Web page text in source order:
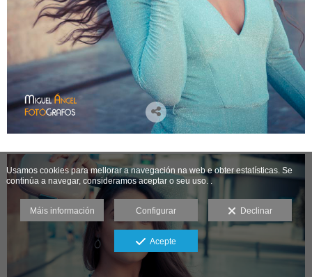
Usamos cookies para mellorar a navegación na web e obter estatísticas. Se
continúa a navegar, consideramos aceptar o seu uso. .
Máis información Configurar Declinar
Acepte